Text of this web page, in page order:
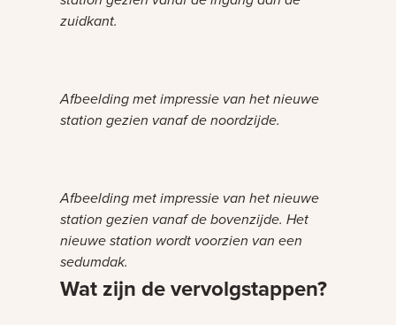
zuidkant.
Afbeelding met impressie van het nieuwe
station gezien vanaf de noordzijde.
Afbeelding met impressie van het nieuwe
station gezien vanaf de bovenzijde. Het
nieuwe station wordt voorzien van een
sedumdak.
Wat zijn de vervolgstappen?